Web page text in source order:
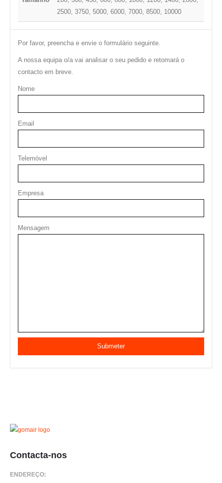
2500, 3750, 5000, 6000, 7000, 8500, 10000
Por favor, preencha e envie o formulário seguinte.
A nossa equipa o/a vai analisar o seu pedido e retomará o
contacto em breve.
Nome
Email
Telemóvel
Empresa
Mensagem
Contacta-nos
ENDEREÇO: